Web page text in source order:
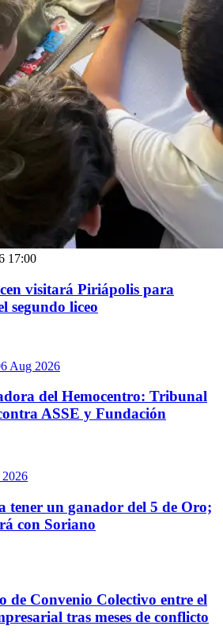
17:00
visitará Piriápolis para
segundo liceo
Aug 2026
del Hemocentro: Tribunal
ASSE y Fundación
tener un ganador del 5 de Oro;
con Soriano
de Convenio Colectivo entre el
tras meses de conflicto